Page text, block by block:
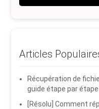
Articles
Récupération de
guide étape par étape
[Résolu] Comment